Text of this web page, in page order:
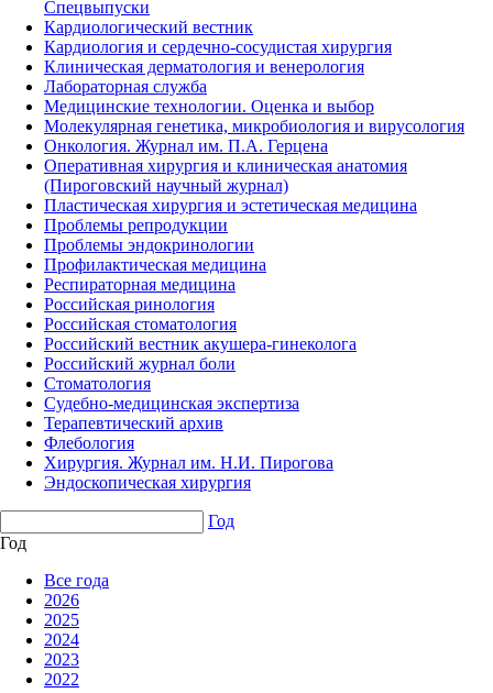
Спецвыпуски
Кардиологический вестник
Кардиология и сердечно-сосудистая хирургия
Клиническая дерматология и венерология
Лабораторная служба
Медицинские технологии. Оценка и выбор
Молекулярная генетика, микробиология и вирусология
Онкология. Журнал им. П.А. Герцена
Оперативная хирургия и клиническая анатомия
(Пироговский научный журнал)
Пластическая хирургия и эстетическая медицина
Проблемы репродукции
Проблемы эндокринологии
Профилактическая медицина
Респираторная медицина
Российская ринология
Российская стоматология
Российский вестник акушера-гинеколога
Российский журнал боли
Стоматология
Судебно-медицинская экспертиза
Терапевтический архив
Флебология
Хирургия. Журнал им. Н.И. Пирогова
Эндоскопическая хирургия
Год
Год
Все года
2026
2025
2024
2023
2022